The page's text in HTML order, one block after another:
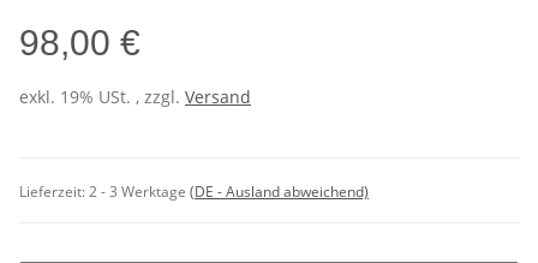
98,00 €
exkl. 19% USt. , zzgl. Versand
Lieferzeit:2 - 3 Werktage (DE - Ausland abweichend)